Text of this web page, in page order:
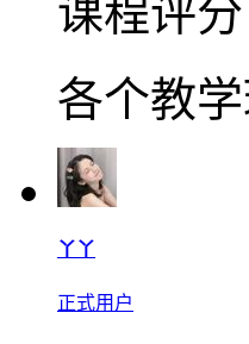
课程评分
各个教
丫丫
正式用户